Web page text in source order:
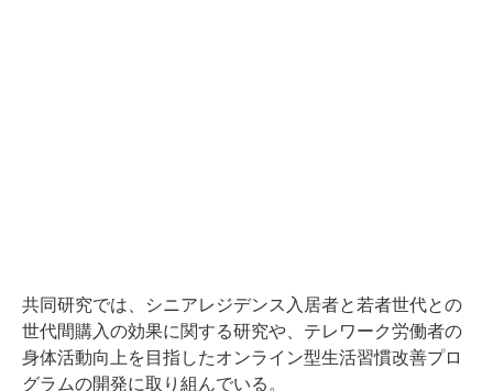
共同研究では、シニアレジデンス入居者と若者世代との
世代間購入の効果に関する研究や、テレワーク労働者の
身体活動向上を目指したオンライン型生活習慣改善プロ
グラムの開発に取り組んでいる。